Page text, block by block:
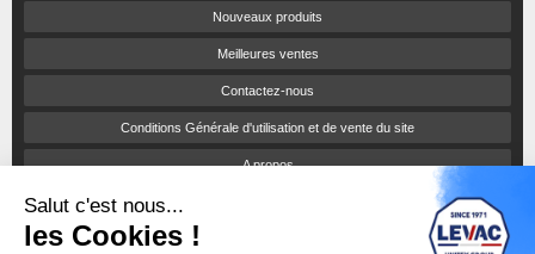
Nouveaux produits
Meilleures ventes
Contactez-nous
Conditions Générale d'utilisation et de vente du site
A propos
Politique de confidentialité
Salut c'est nous...
les Cookies !